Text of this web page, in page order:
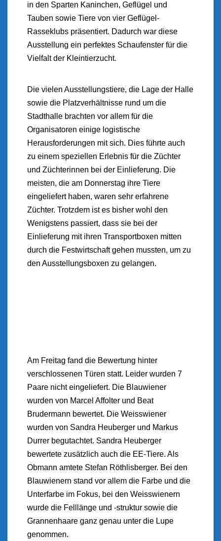
in den Sparten Kaninchen, Geflügel und
Tauben sowie Tiere von vier Geflügel-
Rasseklubs präsentiert. Dadurch war diese
Ausstellung ein perfektes Schaufenster für die
Vielfalt der Kleintierzucht.
Die vielen Ausstellungstiere, die Lage der Halle
sowie die Platzverhältnisse rund um die
Stadthalle brachten vor allem für die
Organisatoren einige logistische
Herausforderungen mit sich. Dies führte auch
zu einem speziellen Erlebnis für die Züchter
und Züchterinnen bei der Einlieferung. Die
meisten, die am Donnerstag ihre Tiere
eingeliefert haben, waren sehr erfahrene
Züchter. Trotzdem ist es bisher wohl den
Wenigstens passiert, dass sie bei der
Einlieferung mit ihren Transportboxen mitten
durch die Festwirtschaft gehen mussten, um zu
den Ausstellungsboxen zu gelangen.
Am Freitag fand die Bewertung hinter
verschlossenen Türen statt. Leider wurden 7
Paare nicht eingeliefert. Die Blauwiener
wurden von Marcel Affolter und Beat
Brudermann bewertet. Die Weisswiener
wurden von Sandra Heuberger und Markus
Durrer begutachtet. Sandra Heuberger
bewertete zusätzlich auch die EE-Tiere. Als
Obmann amtete Stefan Röthlisberger. Bei den
Blauwienern stand vor allem die Farbe und die
Unterfarbe im Fokus, bei den Weisswienern
wurde die Felllänge und -struktur sowie die
Grannenhaare ganz genau unter die Lupe
genommen.